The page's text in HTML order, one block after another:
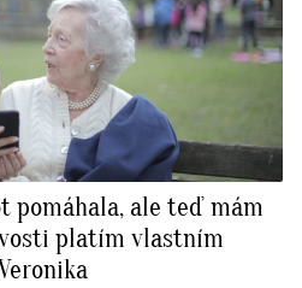
pomáhala, ale teď mám
platím vlastním